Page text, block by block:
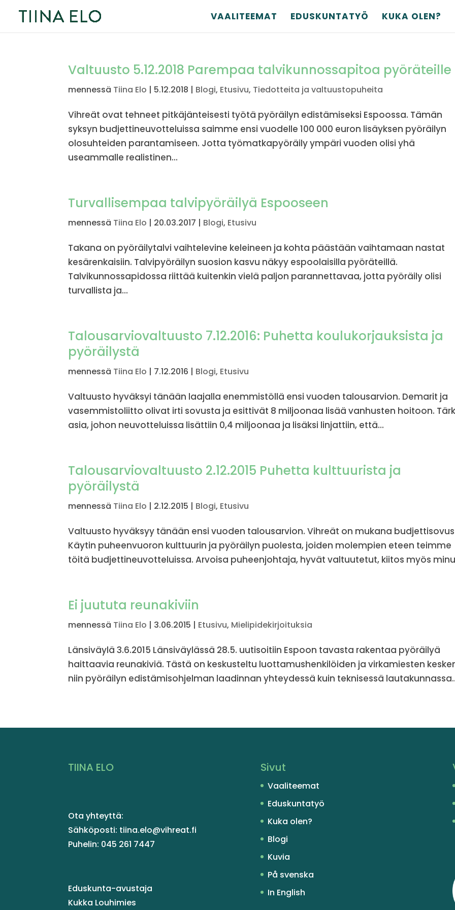
VAALITEEMAT EDUSKUNTATYÖ KUKA OLEN?
Valtuusto 5.12.2018 Parempaa talvikunnossapitoa pyöräteille
mennessä Tiina Elo | 5.12.2018 | Blogi, Etusivu, Tiedotteita ja valtuustopuheita
Vihreät ovat tehneet pitkäjänteisesti työtä pyöräilyn edistämiseksi Espoossa. Tämän
syksyn budjettineuvotteluissa saimme ensi vuodelle 100 000 euron lisäyksen pyöräilyn
olosuhteiden parantamiseen. Jotta työmatkapyöräily ympäri vuoden olisi yhä
useammalle realistinen...
Turvallisempaa talvipyöräilyä Espooseen
mennessä Tiina Elo | 20.03.2017 | Blogi, Etusivu
Takana on pyöräilytalvi vaihtelevine keleineen ja kohta päästään vaihtamaan nastat
kesärenkaisiin. Talvipyöräilyn suosion kasvu näkyy espoolaisilla pyöräteillä.
Talvikunnossapidossa riittää kuitenkin vielä paljon parannettavaa, jotta pyöräily olisi
turvallista ja...
Talousarviovaltuusto 7.12.2016: Puhetta koulukorjauksista ja
pyöräilystä
mennessä Tiina Elo | 7.12.2016 | Blogi, Etusivu
Valtuusto hyväksyi tänään laajalla enemmistöllä ensi vuoden talousarvion. Demarit ja
vasemmistoliitto olivat irti sovusta ja esittivät 8 miljoonaa lisää vanhusten hoitoon.
asia, johon neuvotteluissa lisättiin 0,4 miljoonaa ja lisäksi linjattiin, että...
Talousarviovaltuusto 2.12.2015 Puhetta kulttuurista ja
pyöräilystä
mennessä Tiina Elo | 2.12.2015 | Blogi, Etusivu
Valtuusto hyväksyy tänään ensi vuoden talousarvion. Vihreät on mukana
Käytin puheenvuoron kulttuurin ja pyöräilyn puolesta, joiden molempien eteen teimme
töitä budjettineuvotteluissa. Arvoisa puheenjohtaja, hyvät valtuutetut, kiitos myös
Ei juututa reunakiviin
mennessä Tiina Elo | 3.06.2015 | Etusivu, Mielipidekirjoituksia
Länsiväylä 3.6.2015 Länsiväylässä 28.5. uutisoitiin Espoon tavasta rakentaa pyöräilyä
haittaavia reunakiviä. Tästä on keskusteltu luottamushenkilöiden ja virkamiesten
niin pyöräilyn edistämisohjelman laadinnan yhteydessä kuin teknisessä
TIINA ELO
Ota yhteyttä:
Sähköposti: tiina.elo@vihreat.fi
Puhelin: 045 261 7447
Eduskunta-avustaja
Kukka Louhimies
Sivut
Vaaliteemat
Eduskuntatyö
Kuka olen?
Blogi
Kuvia
På svenska
In English